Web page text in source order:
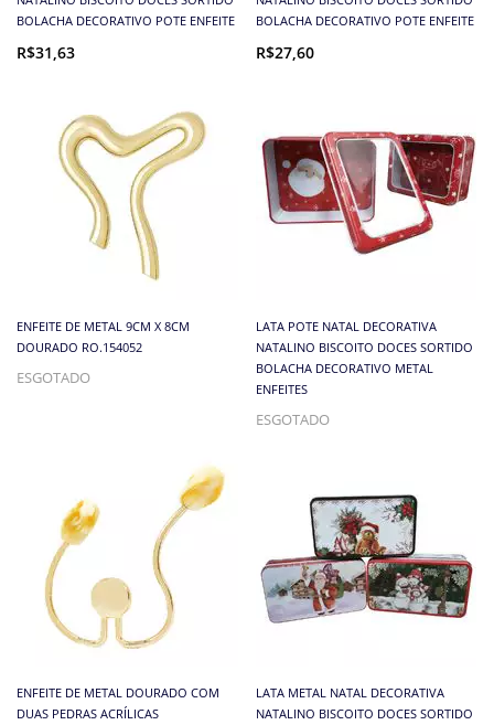
BOLACHA DECORATIVO POTE ENFEITE
R$31,63
BOLACHA DECORATIVO POTE ENFEITE
R$27,60
ENFEITE DE METAL 9CM X 8CM
DOURADO RO.154052
ESGOTADO
LATA POTE NATAL DECORATIVA
NATALINO BISCOITO DOCES SORTIDO
BOLACHA DECORATIVO METAL
ENFEITES
ESGOTADO
ENFEITE DE METAL DOURADO COM
DUAS PEDRAS ACRÍLICAS
LATA METAL NATAL DECORATIVA
NATALINO BISCOITO DOCES SORTIDO